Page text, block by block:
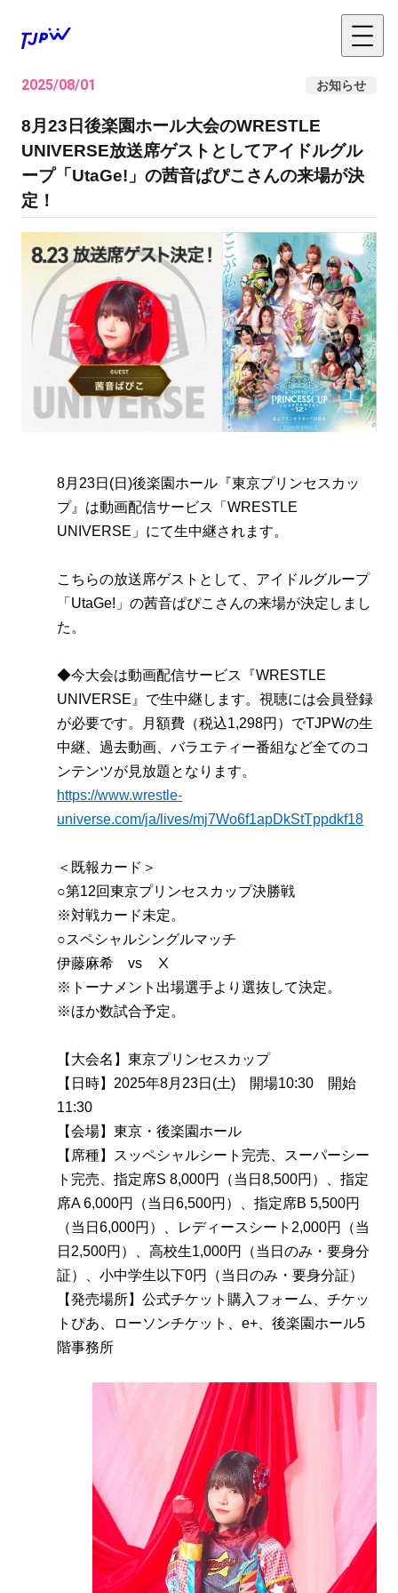
2025/08/01 お知らせ
8月23日後楽園ホール大会のWRESTLE
UNIVERSE放送席ゲストとしてアイドルグル
ープ「UtaGe!」の茜音ぱぴこさんの来場が決
定！
8月23日(日)後楽園ホール『東京プリンセスカッ
プ』は動画配信サービス「WRESTLE
UNIVERSE」にて生中継されます。
こちらの放送席ゲストとして、アイドルグループ
「UtaGe!」の茜音ぱぴこさんの来場が決定しまし
た。
◆今大会は動画配信サービス『WRESTLE
UNIVERSE』で生中継します。視聴には会員登録
が必要です。月額費（税込1,298円）でTJPWの生
中継、過去動画、バラエティー番組など全てのコ
ンテンツが見放題となります。
https://www.wrestle-
universe.com/ja/lives/mj7Wo6f1apDkStTppdkf18
＜既報カード＞
○第12回東京プリンセスカップ決勝戦
※対戦カード未定。
○スペシャルシングルマッチ
伊藤麻希 vs Ⅹ
※トーナメント出場選手より選抜して決定。
※ほか数試合予定。
【大会名】東京プリンセスカップ
【日時】2025年8月23日(土) 開場10:30 開始
11:30
【会場】東京・後楽園ホール
【席種】スッペシャルシート完売、スーパーシー
ト完売、指定席S 8,000円（当日8,500円）、指定
席A 6,000円（当日6,500円）、指定席B 5,500円
（当日6,000円）、レディースシート2,000円（当
日2,500円）、高校生1,000円（当日のみ・要身分
証）、小中学生以下0円（当日のみ・要身分証）
【発売場所】公式チケット購入フォーム、チケッ
トぴあ、ローソンチケット、e+、後楽園ホール5
階事務所